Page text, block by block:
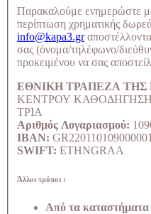
Παρακαλούμε ενημερώστε
περίπτωση χρηματικής
info@kapa3.gr
σας (όνομα/τηλέφωνο/
προκειμένου να σας
ΕΘΝΙΚΗ ΤΡΑΠΕΖΑ ΤΗΣ
ΚΕΝΤΡΟΥ
ΤΡΙΑ
Αριθμός Λογαριασμού:
IBAN:
SWIFT: ETHNGRAA
Άλλοι τρόποι :
Από τα καταστήματα